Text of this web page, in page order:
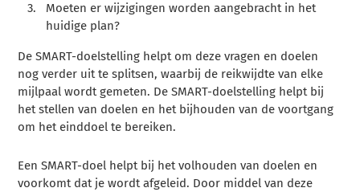
Moeten er wijzigingen worden aangebracht in het
huidige plan?
De SMART-doelstelling helpt om deze vragen en doelen
nog verder uit te splitsen, waarbij de reikwijdte van elke
mijlpaal wordt gemeten. De SMART-doelstelling helpt bij
het stellen van doelen en het bijhouden van de voortgang
om het einddoel te bereiken.
Een SMART-doel helpt bij het volhouden van doelen en
voorkomt dat je wordt afgeleid. Door middel van deze